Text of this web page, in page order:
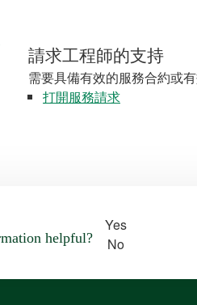
請求工程師的支持
需要具備有效的服務合約或
打開服務請求
helpful?
Yes
No